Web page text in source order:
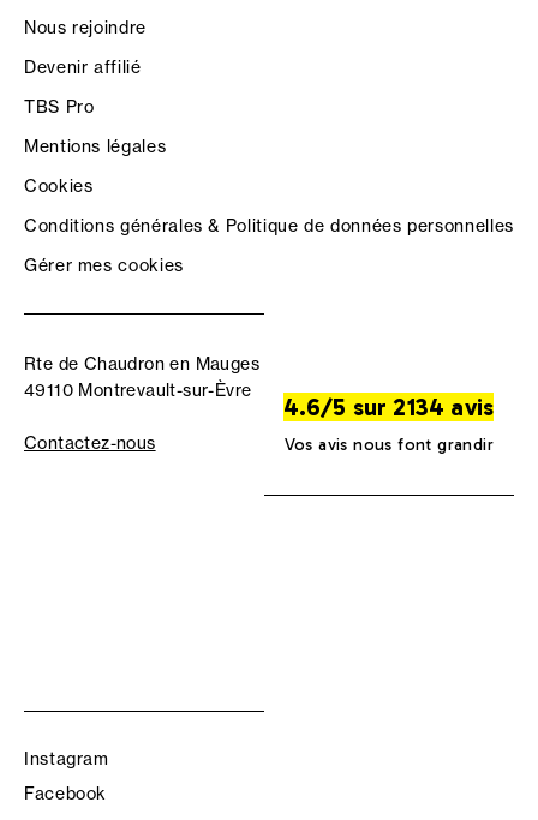
Nous rejoindre
Devenir affilié
TBS Pro
Mentions légales
Cookies
Conditions générales & Politique de données personnelles
Gérer mes cookies
Rte de Chaudron en Mauges
49110 Montrevault-sur-Èvre
Contactez-nous
4.6/5 sur 2134 avis
Vos avis nous font grandir
Instagram
Facebook